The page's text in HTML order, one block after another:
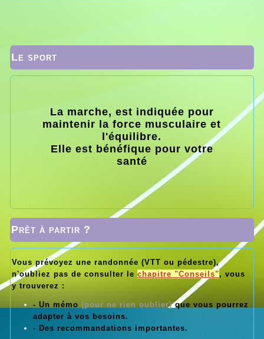
Le sport
La marche, est indiquée pour
maintenir la force musculaire et
l'équilibre.
Elle est bénéfique pour votre
santé
Prêt à partir ?
Vous prévoyez une randonnée (VTT ou pédestre),
n'oubliez pas de consulter le chapitre "Conseils", vous
y trouverez :
- Un mémo (pour ne rien oublier)que vous pourrez
adapter à vos besoins.
- Des recommandations importantes.